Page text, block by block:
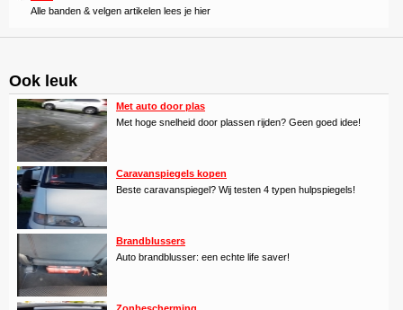
Alle banden & velgen artikelen lees je hier
Ook leuk
Met auto door plas
Met hoge snelheid door plassen rijden? Geen goed idee!
Caravanspiegels kopen
Beste caravanspiegel? Wij testen 4 typen hulpspiegels!
Brandblussers
Auto brandblusser: een echte life saver!